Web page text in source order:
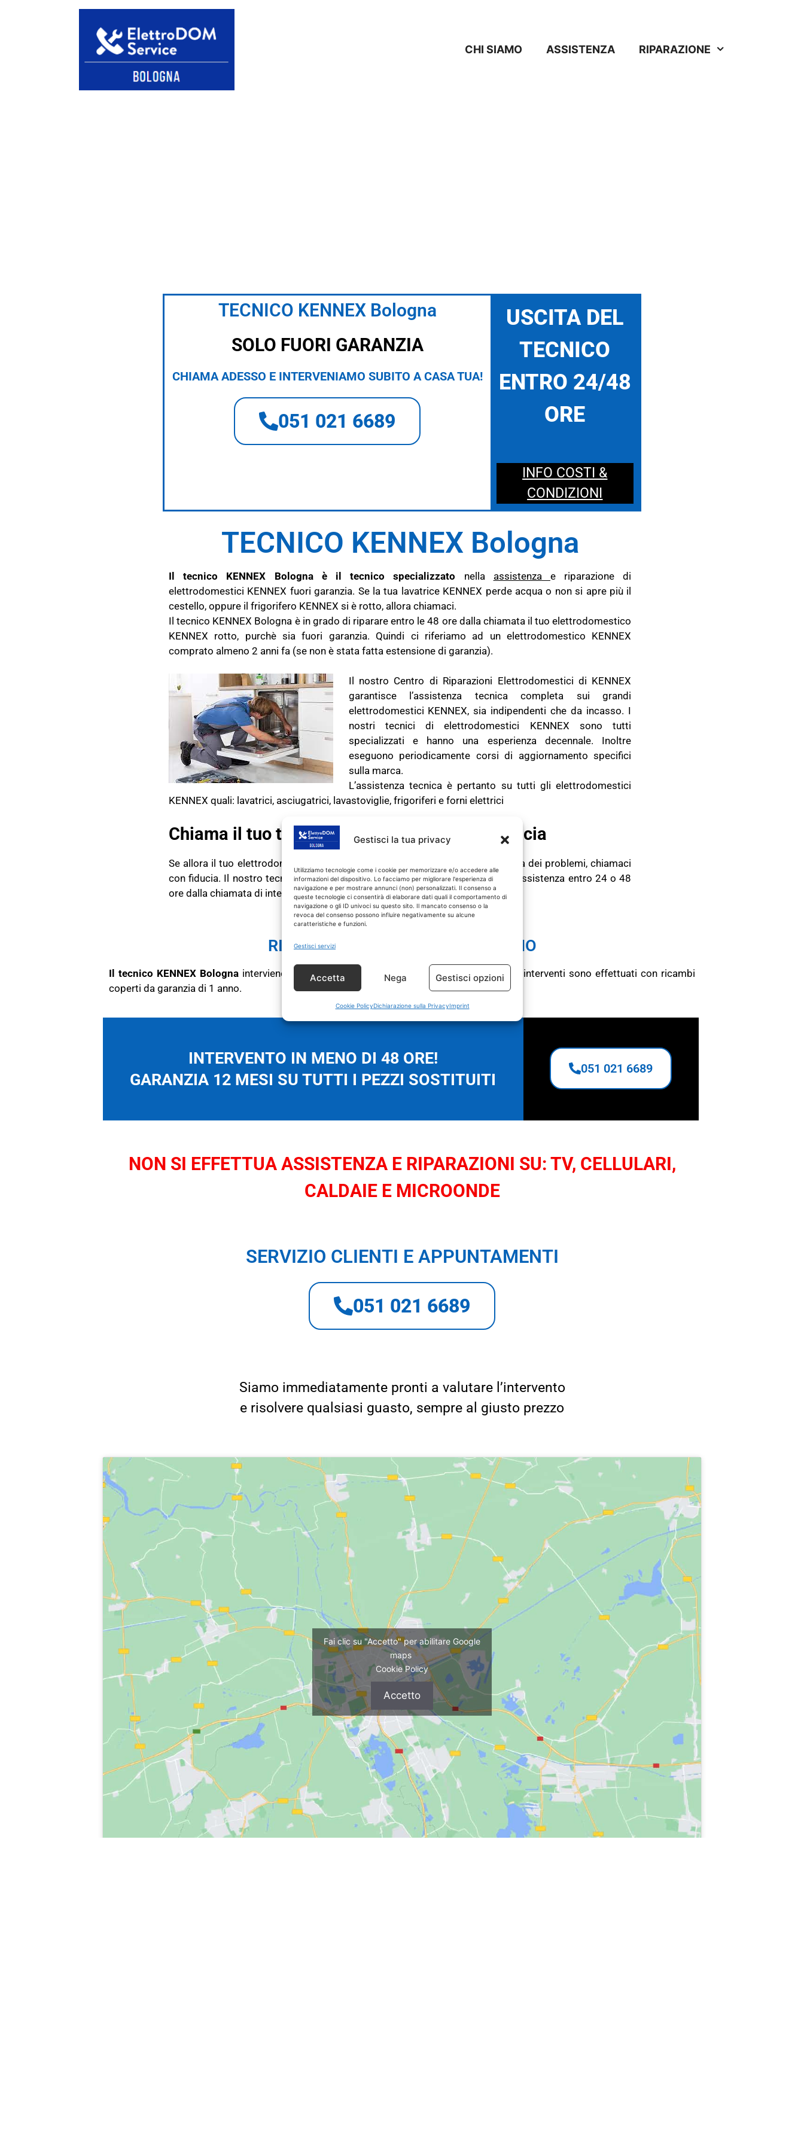
Gestisci la tua privacy
Utilizziamo tecnologie come i cookie per memorizzare e/o accedere alle
informazioni del dispositivo. Lo facciamo per migliorare l'esperienza di
navigazione e per mostrare annunci (non) personalizzati. Il consenso a
queste tecnologie ci consentirà di elaborare dati quali il comportamento di
navigazione o gli ID univoci su questo sito. Il mancato consenso o la
revoca del consenso possono influire negativamente su alcune
caratteristiche e funzioni.
Gestisci servizi
Accetta Nega Gestisci opzioni
Cookie PolicyDichiarazione sulla PrivacyImprint
CHI SIAMO ASSISTENZA RIPARAZIONE
TECNICO KENNEX Bologna
SOLO FUORI GARANZIA
CHIAMA ADESSO E INTERVENIAMO SUBITO A CASA TUA!
051 021 6689
USCITA DEL
TECNICO
ENTRO 24/48
ORE
INFO COSTI &
CONDIZIONI
TECNICO KENNEX Bologna
Il tecnico KENNEX Bologna è il tecnico specializzato nella assistenza
e riparazione di
elettrodomestici KENNEX fuori garanzia. Se la tua lavatrice KENNEX perde acqua o non si apre più il
cestello, oppure il frigorifero KENNEX si è rotto, allora chiamaci.
Il tecnico KENNEX Bologna è in grado di riparare entro le 48 ore dalla chiamata il tuo elettrodomestico
KENNEX rotto, purchè sia fuori garanzia. Quindi ci riferiamo ad un elettrodomestico KENNEX
comprato almeno 2 anni fa (se non è stata fatta estensione di garanzia).
Il nostro Centro di Riparazioni Elettrodomestici di KENNEX
garantisce l’assistenza tecnica completa sui grandi
elettrodomestici KENNEX, sia indipendenti che da incasso. I
nostri tecnici di elettrodomestici KENNEX sono tutti
specializzati e hanno una esperienza decennale. Inoltre
eseguono periodicamente corsi di aggiornamento specifici
sulla marca.
L’assistenza tecnica è pertanto su tutti gli elettrodomestici
KENNEX quali: lavatrici, asciugatrici, lavastoviglie, frigoriferi e forni elettrici
Chiama il tuo tecnico KENNEX Bologna di fiducia
Se allora il tuo elettrodomestico KENNEX fuori garanzia non funziona più o ha dei problemi, chiamaci
con fiducia. Il nostro tecnico elettrodomestici Bologna esegue riparazioni e assistenza entro 24 o 48
ore dalla chiamata di intervento.
TECNICO KENNEX Bologna
RICAMBI CON GARANZIA DI 1 ANNO
Il tecnico KENNEX Bologna interviene SOLO su prodotti KENNEX fuori garanzia.Tutti gli interventi sono effettuati con ricambi
coperti da garanzia di 1 anno.
INTERVENTO IN MENO DI 48 ORE!
GARANZIA 12 MESI SU TUTTI I PEZZI SOSTITUITI
051 021 6689
NON SI EFFETTUA ASSISTENZA E RIPARAZIONI SU: TV, CELLULARI,
CALDAIE E MICROONDE
SERVIZIO CLIENTI E APPUNTAMENTI
051 021 6689
Siamo immediatamente pronti a valutare l’intervento
e risolvere qualsiasi guasto, sempre al giusto prezzo
Fai clic su "Accetto" per abilitare Google
maps
Cookie Policy
Accetto